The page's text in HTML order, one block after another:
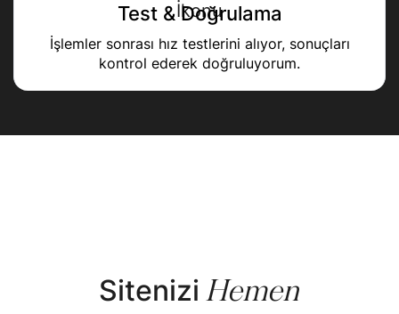
Test & Doğrulama
İşlemler sonrası hız testlerini alıyor, sonuçları
kontrol ederek doğruluyorum.
Sitenizi Hemen